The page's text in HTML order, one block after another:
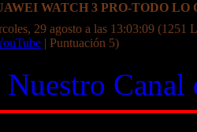
WATCH 3 PRO-TODO
29 agosto a las 13:03:09 (1251
| Puntuación 5)